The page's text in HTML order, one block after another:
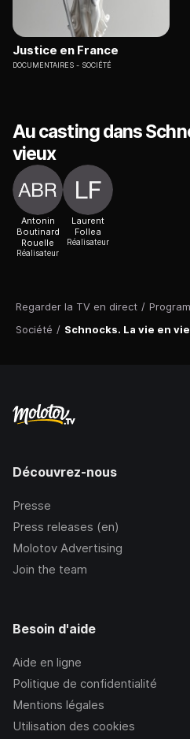
Regarder la TV en direct /
Société / Schnocks. La vie en
Justice en France
DOCUMENTAIRES SOCIÉTÉ
Au casting dans
vieux
Antonin
Boutinard
Rouelle
Réalisateur
Laurent
Follea
Réalisateur
Découvrez-nous
Presse
Press releases (en)
Molotov Advertising
Join the team
Besoin d'aide
Aide en ligne
Politique de confidentialité
Mentions légales
Utilisation des cookies